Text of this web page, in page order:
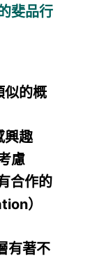
斐品行
似的概
興趣
慮
合作的
）
有著不